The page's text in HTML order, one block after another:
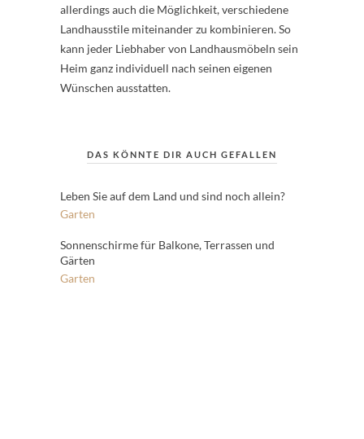
allerdings auch die Möglichkeit, verschiedene
Landhausstile miteinander zu kombinieren. So
kann jeder Liebhaber von Landhausmöbeln sein
Heim ganz individuell nach seinen eigenen
Wünschen ausstatten.
DAS KÖNNTE DIR AUCH GEFALLEN
Leben Sie auf dem Land und sind noch allein?
Garten
Sonnenschirme für Balkone, Terrassen und
Gärten
Garten